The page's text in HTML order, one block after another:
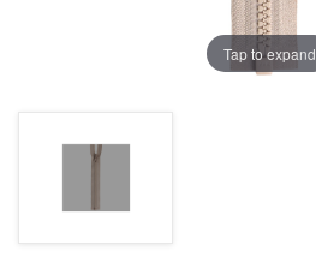
Tap to expand